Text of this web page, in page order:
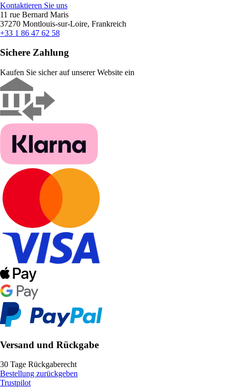
Kontaktieren Sie uns
11 rue Bernard Maris
37270 Montlouis-sur-Loire, Frankreich
+33 1 86 47 62 58
Sichere Zahlung
Kaufen Sie sicher auf unserer Website ein
Versand und Rückgabe
30 Tage Rückgaberecht
Bestellung zurückgeben
Trustpilot